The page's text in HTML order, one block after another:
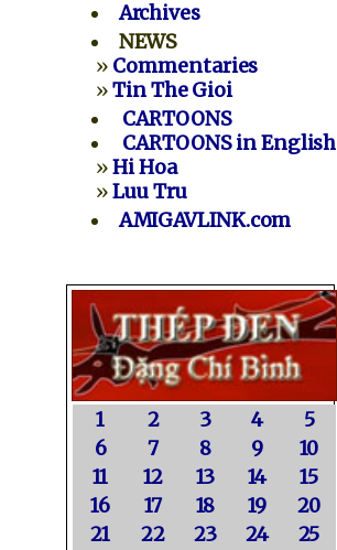
Archives
NEWS
» Commentaries
»Tin The Gioi
CARTOONS
CARTOONS in English
»Hi Hoa
»Luu Tru
AMIGAVLINK.com
1 2 3 4
5
6
7 8 9
10
11
12 13 14
15
16
17 18 19
20
21
22 23 24
25